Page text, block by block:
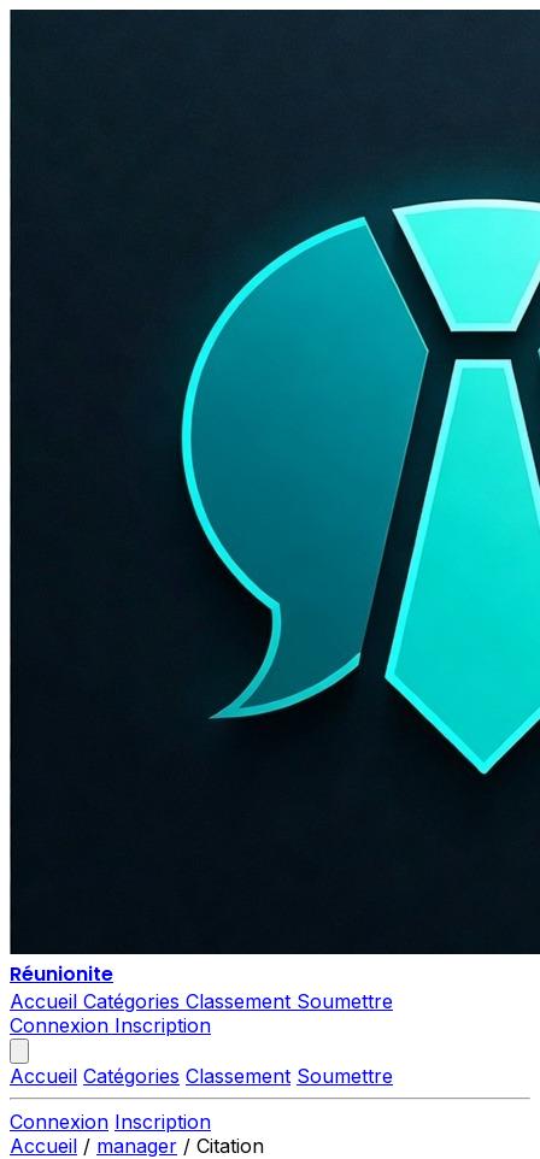
Réunionite
Accueil Catégories Classement Soumettre
Connexion Inscription
Accueil Catégories Classement Soumettre
Connexion Inscription
Accueil / manager / Citation